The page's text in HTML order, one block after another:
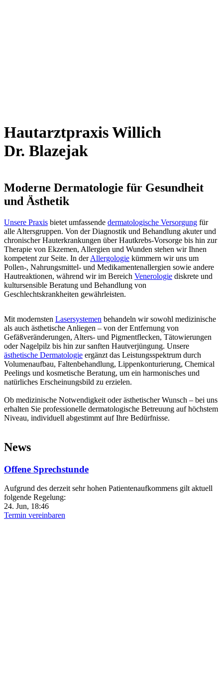
Hautarztpraxis Willich
Dr. Blazejak
Moderne Dermatologie für Gesundheit
und Ästhetik
Unsere Praxis bietet umfassende dermatologische Versorgung für
alle Altersgruppen. Von der Diagnostik und Behandlung akuter und
chronischer Hauterkrankungen über Hautkrebs-Vorsorge bis hin zur
Therapie von Ekzemen, Allergien und Wunden stehen wir Ihnen
kompetent zur Seite. In derAllergologie kümmern wir uns um
Pollen-, Nahrungsmittel- und Medikamentenallergien sowie andere
Hautreaktionen, während wir im Bereich Venerologie diskrete und
kultursensible Beratung und Behandlung von
Geschlechtskrankheiten gewährleisten.
Mit modernsten Lasersystemen behandeln wir sowohl medizinische
als auch ästhetische Anliegen – von der Entfernung von
Gefäßveränderungen, Alters- und Pigmentflecken, Tätowierungen
oder Nagelpilz bis hin zur sanften Hautverjüngung. Unsere
ästhetische Dermatologie ergänzt das Leistungsspektrum durch
Volumenaufbau, Faltenbehandlung, Lippenkonturierung, Chemical
Peelings und kosmetische Beratung, um ein harmonisches und
natürliches Erscheinungsbild zu erzielen.
Ob medizinische Notwendigkeit oder ästhetischer Wunsch – bei uns
erhalten Sie professionelle dermatologische Betreuung auf höchstem
Niveau, individuell abgestimmt auf Ihre Bedürfnisse.
News
Offene Sprechstunde
Aufgrund des derzeit sehr hohen Patientenaufkommens gilt aktuell
folgende Regelung:
24. Jun, 18:46
Termin vereinbaren